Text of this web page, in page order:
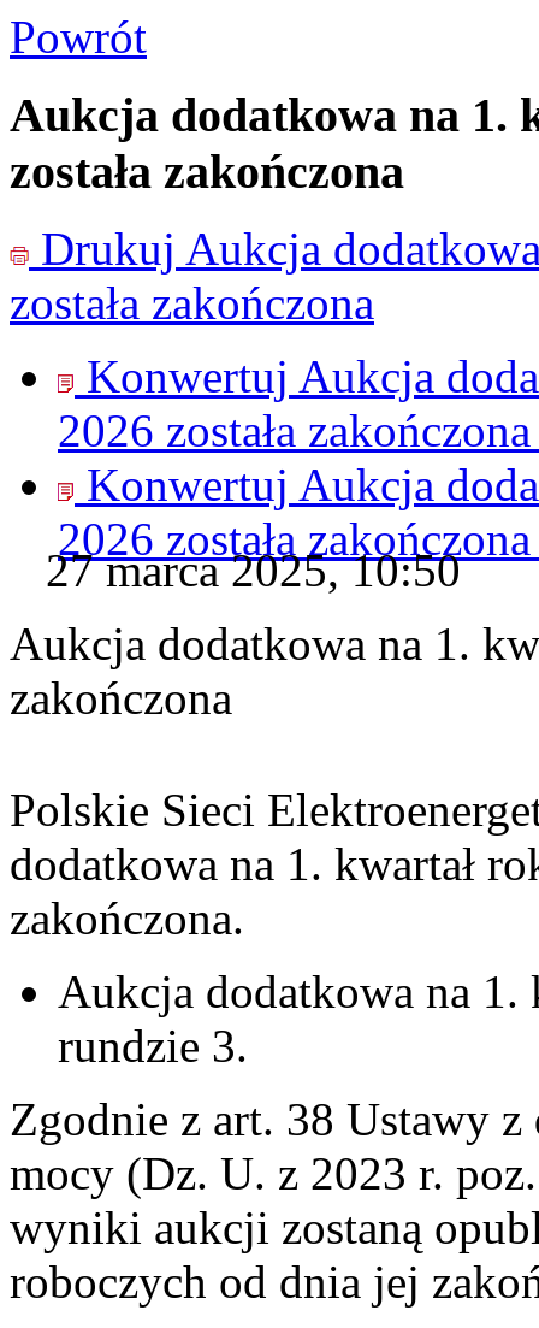
Powrót
Aukcja dodatkowa na 1.
została zakończona
Drukuj Aukcja
została zakończona
Konwertuj Aukcja
2026 została
Konwertuj Aukcja
2026 została
27 marca 2025, 10:50
Aukcja dodatkowa na 1.
zakończona
Polskie Sieci
dodatkowa na 1. kwartał
zakończona.
Aukcja dodatkowa na 1.
rundzie 3.
Zgodnie z art. 38 Ustawy
mocy (Dz. U. z 2023 r.
wyniki aukcji zostaną
roboczych od dnia jej